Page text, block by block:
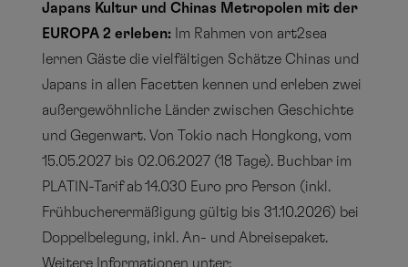
Japans Kultur und Chinas Metropolen mit der
EUROPA 2 erleben: Im Rahmen von art2sea
lernen Gäste die vielfältigen Schätze Chinas und
Japans in allen Facetten kennen und erleben zwei
außergewöhnliche Länder zwischen Geschichte
und Gegenwart. Von Tokio nach Hongkong, vom
15.05.2027 bis 02.06.2027 (18 Tage). Buchbar im
PLATIN-Tarif ab 14.030 Euro pro Person (inkl.
Frühbucherermäßigung gültig bis 31.10.2026) bei
Doppelbelegung, inkl. An- und Abreisepaket.
Weitere Informationen unter: